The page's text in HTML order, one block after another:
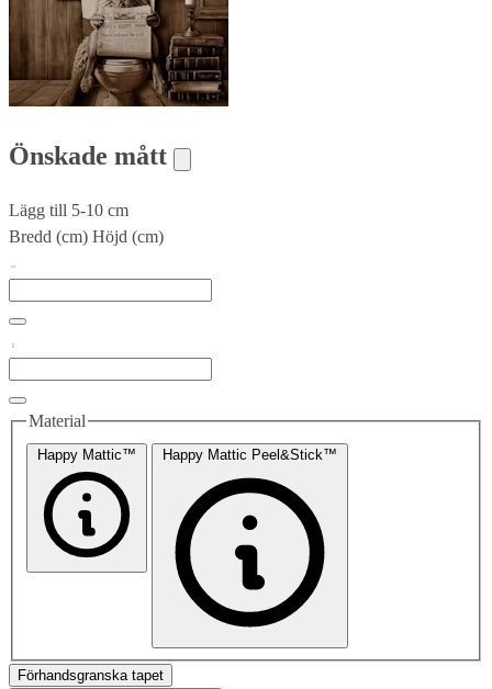
Önskade mått
Lägg till 5-10 cm
Bredd (cm) Höjd (cm)
Material
Happy Mattic™ Happy Mattic Peel&Stick™
Förhandsgranska tapet